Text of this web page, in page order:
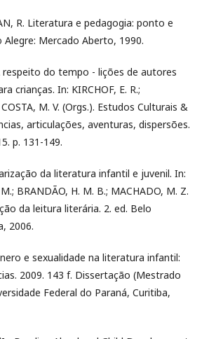
R. Literatura e pedagogia: ponto e
Mercado Aberto, 1990.
respeito do tempo - lições de autores
crianças. In: KIRCHOF, E. R.;
M. V. (Orgs.). Estudos Culturais &
articulações, aventuras, dispersões.
p. 131-149.
da literatura infantil e juvenil. In:
BRANDÃO, H. M. B.; MACHADO, M. Z.
da leitura literária. 2. ed. Belo
2006.
e sexualidade na literatura infantil:
2009. 143 f. Dissertação (Mestrado
Federal do Paraná, Curitiba,